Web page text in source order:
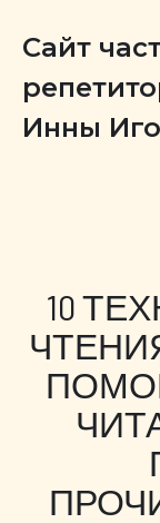
Сайт
Инны
10